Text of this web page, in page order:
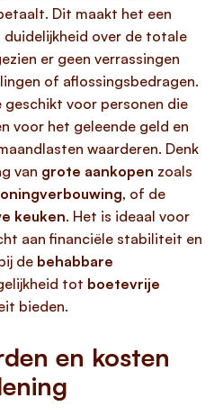
Dit maakt het een
over de totale
er geen verrassingen
of aflossingsbedragen.
geschikt voor personen die
voor het geleende geld en
waarderen. Denk
van grote aankopen zoals
, of de
keuken. Het is ideaal voor
aan financiële stabiliteit en
de behabbare
tot boetevrije
bieden.
en kosten